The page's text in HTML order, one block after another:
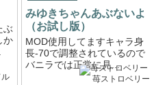
ぶ
か
ル
みゆきちゃんあぶないよ
（お試し版）
MOD使用してますキャラ身
長-70で調整されているので
バニラでは正常に見...
苺ストロベリー